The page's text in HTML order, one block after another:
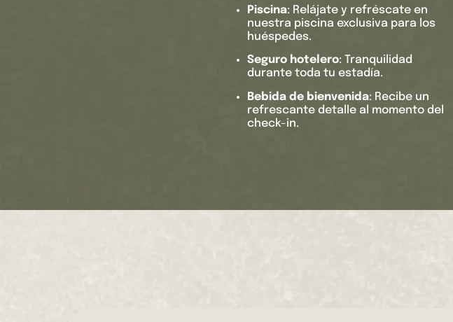
Piscina: Relájate y refréscate en
nuestra piscina exclusiva para los
huéspedes.
Seguro hotelero: Tranquilidad
durante toda tu estadía.
Bebida de bienvenida: Recibe un
refrescante detalle al momento del
check-in.